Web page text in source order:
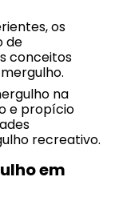
os
de
conceitos
na
e propício
recreativo.
em